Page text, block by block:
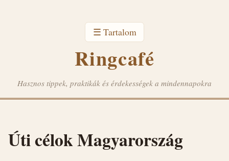
☰ Tartalom
Ringcafé
Hasznos tippek, praktikák és érdekességek a mindennapokra
Úti célok Magyarország